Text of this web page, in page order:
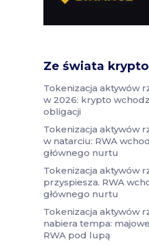
Ze świata
Tokenizacja aktywów
w 2026: krypto
obligacji
Tokenizacja aktywów
w natarciu: RWA
głównego nurtu
Tokenizacja aktywów
przyspiesza. RWA
głównego nurtu
Tokenizacja aktywów
nabiera tempa:
RWA pod lupą